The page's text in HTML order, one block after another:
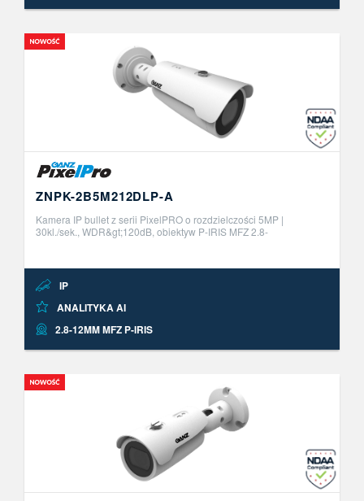
ZNPK-2B5M212DLP-A
Kamera IP bullet z serii PixelPRO o rozdzielczości 5MP |
30kl./sek., WDR&gt;120dB, obiektyw P-IRIS MFZ 2.8-
IP
ANALITYKA AI
2.8-12MM MFZ P-IRIS